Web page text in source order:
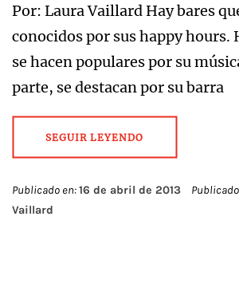
Por: Laura Vaillard Hay bares
conocidos por sus happy hours.
se hacen populares por su
parte, se destacan por su barra
SEGUIR LEYENDO
Publicado en:16 de abril de 2013
Vaillard